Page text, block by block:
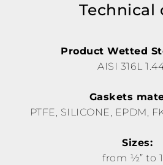
Technical
Product Wetted
AISI 316L
Gaskets
PTFE, SILICONE, EPDM,
Sizes:
from ½” to